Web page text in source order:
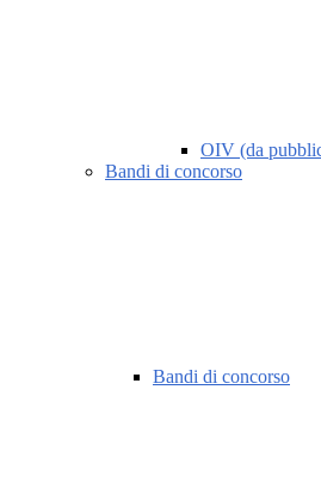
OIV (da
Bandi di concorso
Bandi di concorso